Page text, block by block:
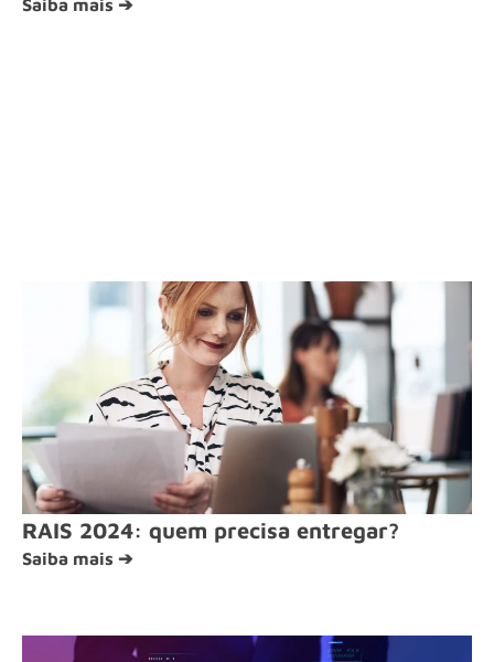
Saiba mais ➔
RAIS 2024: quem precisa entregar?
Saiba mais ➔